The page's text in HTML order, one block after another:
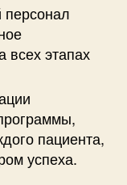
всех этапах
пациента,
успеха.